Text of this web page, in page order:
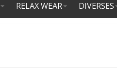
RELAX WEAR DIVERSES